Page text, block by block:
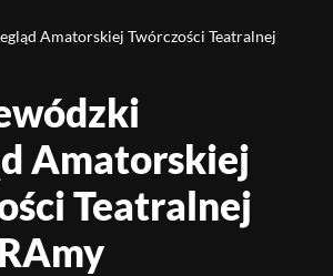
Amatorskiej Twórczości Teatralnej
Amatorskiej
Teatralnej